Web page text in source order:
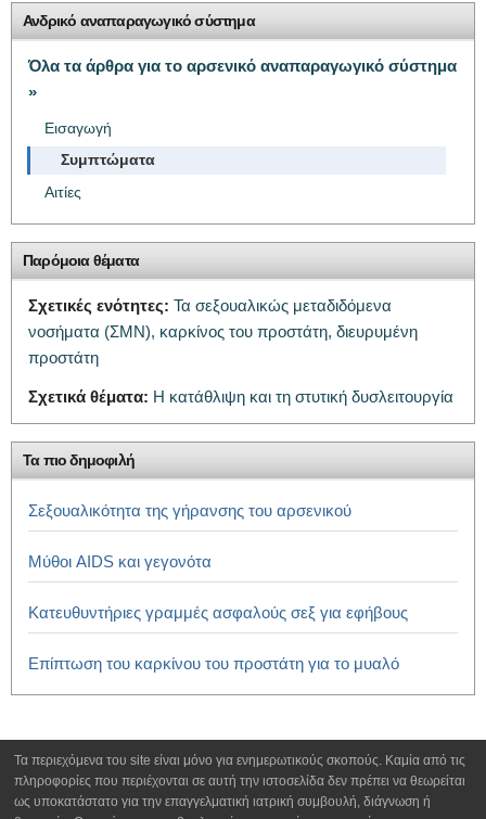
Ανδρικό αναπαραγωγικό σύστημα
Όλα τα άρθρα για το αρσενικό αναπαραγωγικό σύστημα
»
Εισαγωγή
Συμπτώματα
Αιτίες
Παρόμοια θέματα
Σχετικές ενότητες: Τα σεξουαλικώς μεταδιδόμενα
νοσήματα (ΣΜΝ), καρκίνος του προστάτη, διευρυμένη
προστάτη
Σχετικά θέματα: Η κατάθλιψη και τη στυτική δυσλειτουργία
Τα πιο δημοφιλή
Σεξουαλικότητα της γήρανσης του αρσενικού
Μύθοι AIDS και γεγονότα
Κατευθυντήριες γραμμές ασφαλούς σεξ για εφήβους
Επίπτωση του καρκίνου του προστάτη για το μυαλό
Τα περιεχόμενα του site είναι μόνο για ενημερωτικούς σκοπούς. Καμία από τις
πληροφορίες που περιέχονται σε αυτή την ιστοσελίδα δεν πρέπει να θεωρείται
ως υποκατάστατο για την επαγγελματική ιατρική συμβουλή, διάγνωση ή